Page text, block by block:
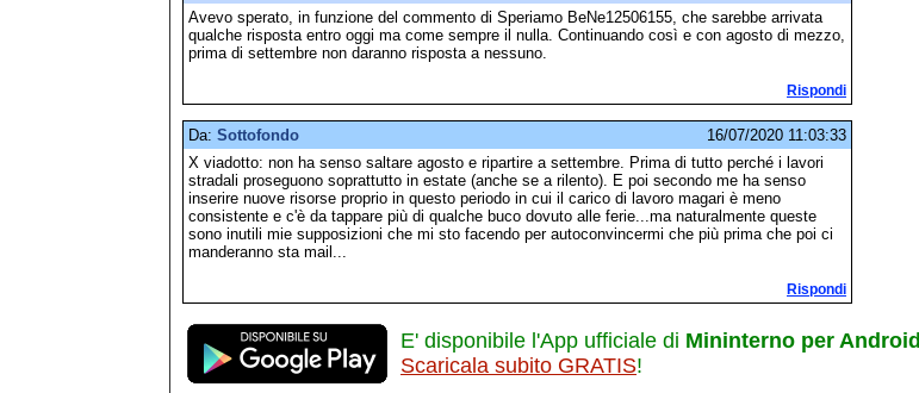
Avevo sperato, in funzione del commento di Speriamo BeNe12506155, che sarebbe arrivata
qualche risposta entro oggi ma come sempre il nulla. Continuando così e con agosto di mezzo,
prima di settembre non daranno risposta a nessuno.
Rispondi
Da: Sottofondo
16/07/2020 11:03:33
X viadotto: non ha senso saltare agosto e ripartire a settembre. Prima di tutto perché i lavori
stradali proseguono soprattutto in estate (anche se a rilento). E poi secondo me ha senso
inserire nuove risorse proprio in questo periodo in cui il carico di lavoro magari è meno
consistente e c'è da tappare più di qualche buco dovuto alle ferie...ma naturalmente queste
sono inutili mie supposizioni che mi sto facendo per autoconvincermi che più prima che poi ci
manderanno sta mail...
Rispondi
E' disponibile l'App ufficiale di Mininterno per Android
Scaricala subito GRATIS!